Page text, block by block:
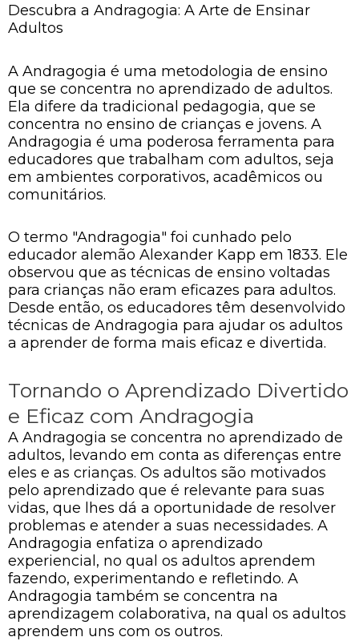
Descubra a Andragogia: A Arte de Ensinar
Adultos
A Andragogia é uma metodologia de ensino
que se concentra no aprendizado de adultos.
Ela difere da tradicional pedagogia, que se
concentra no ensino de crianças e jovens. A
Andragogia é uma poderosa ferramenta para
educadores que trabalham com adultos, seja
em ambientes corporativos, acadêmicos ou
comunitários.
O termo "Andragogia" foi cunhado pelo
educador alemão Alexander Kapp em 1833. Ele
observou que as técnicas de ensino voltadas
para crianças não eram eficazes para adultos.
Desde então, os educadores têm desenvolvido
técnicas de Andragogia para ajudar os adultos
a aprender de forma mais eficaz e divertida.
Tornando o Aprendizado Divertido
e Eficaz com Andragogia
A Andragogia se concentra no aprendizado de
adultos, levando em conta as diferenças entre
eles e as crianças. Os adultos são motivados
pelo aprendizado que é relevante para suas
vidas, que lhes dá a oportunidade de resolver
problemas e atender a suas necessidades. A
Andragogia enfatiza o aprendizado
experiencial, no qual os adultos aprendem
fazendo, experimentando e refletindo. A
Andragogia também se concentra na
aprendizagem colaborativa, na qual os adultos
aprendem uns com os outros.